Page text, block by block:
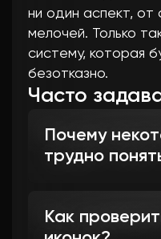
ни один аспект,
мелочей. Только
систему, которая
безотказно.
Часто
Почему
трудно
общего
абстрактного
Как